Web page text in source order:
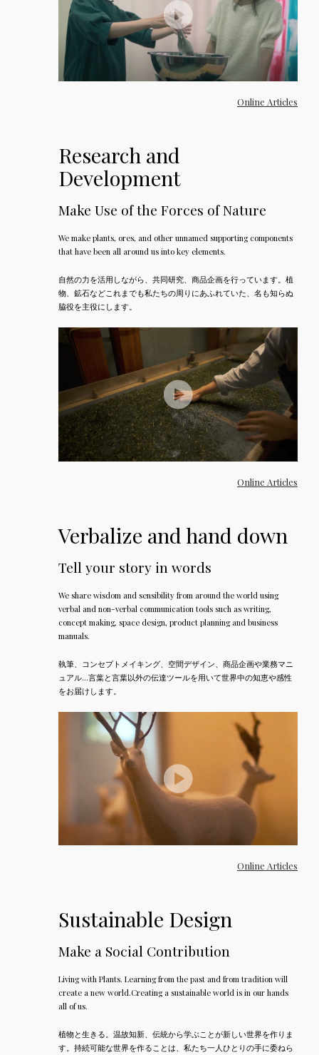
Online Articles
Research and
Development
Make Use of the Forces of Nature
We make plants, ores, and other unnamed supporting components
that have been all around us into key elements.
自然の力を活用しながら、共同研究、商品企画を行っています。植
物、鉱石などこれまでも私たちの周りにあふれていた、名も知らぬ
脇役を主役にします。
Online Articles
Verbalize and hand down
Tell your story in words
We share wisdom and sensibility from around the world using
verbal and non-verbal communication tools such as writing,
concept making, space design, product planning and business
manuals.
執筆、コンセプトメイキング、空間デザイン、商品企画や業務マニ
ュアル…言葉と言葉以外の伝達ツールを用いて世界中の知恵や感性
をお届けします。
Online Articles
Sustainable Design
Make a Social Contribution
Living with Plants. Learning from the past and from tradition will
create a new world.Creating a sustainable world is in our hands
all of us.
植物と生きる。温故知新、伝統から学ぶことが新しい世界を作りま
す。持続可能な世界を作ることは、私たち一人ひとりの手に委ねら